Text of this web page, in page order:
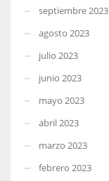
septiembre 2023
agosto 2023
julio 2023
junio 2023
mayo 2023
abril 2023
marzo 2023
febrero 2023